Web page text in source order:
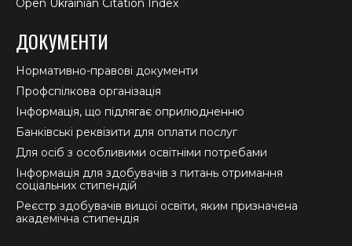
Open Ukrainian Citation Index
ДОКУМЕНТИ
Нормативно-правові документи
Профспілкова організація
Інформація, що підлягає оприлюдненню
Банківські реквізити для оплати послуг
Для осіб з особливими освітніми потребами
Інформація для здобувачів з питань отримання
соціальних стипендій
Реєстр здобувачів вищої освіти, яким призначена
академічна стипендія